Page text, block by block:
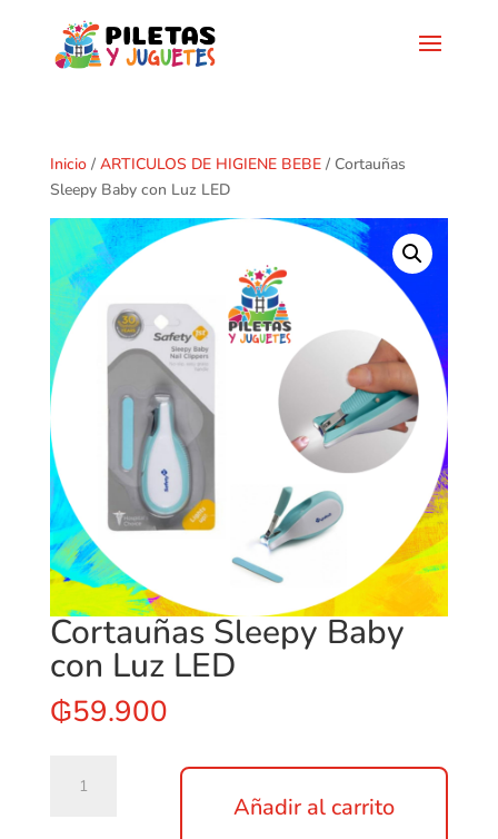
Inicio/ ARTICULOS DE HIGIENE BEBE/ Cortauñas
Sleepy Baby con Luz LED
Cortauñas Sleepy Baby
con Luz LED
₲59.900
Sleepy
Añadir al carrito